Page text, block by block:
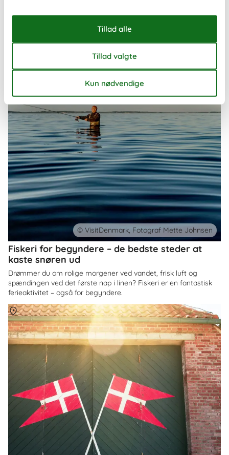
eller en mindre gruppe venner.
Fiskeri for begyndere – de bedste steder at
kaste snøren ud
Drømmer du om rolige morgener ved vandet, frisk luft og
spændingen ved det første nap i linen? Fiskeri er en fantastisk
ferieaktivitet – også for begyndere.
© VisitDenmark, Fotograf Mette Johnsen
OmDanmark